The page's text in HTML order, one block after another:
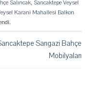
Salıncak, Sancaktepe Veysel
Karani Mahallesi Balkon
Sarıgazi Bahçe
Mobilyaları